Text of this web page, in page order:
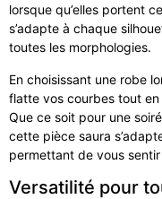
lorsque qu’elles portent
s’adapte à chaque
toutes les morphologies.
En choisissant une robe
flatte vos courbes tout
Que ce soit pour une
cette pièce saura
permettant de vous sentir
Versatilité pour